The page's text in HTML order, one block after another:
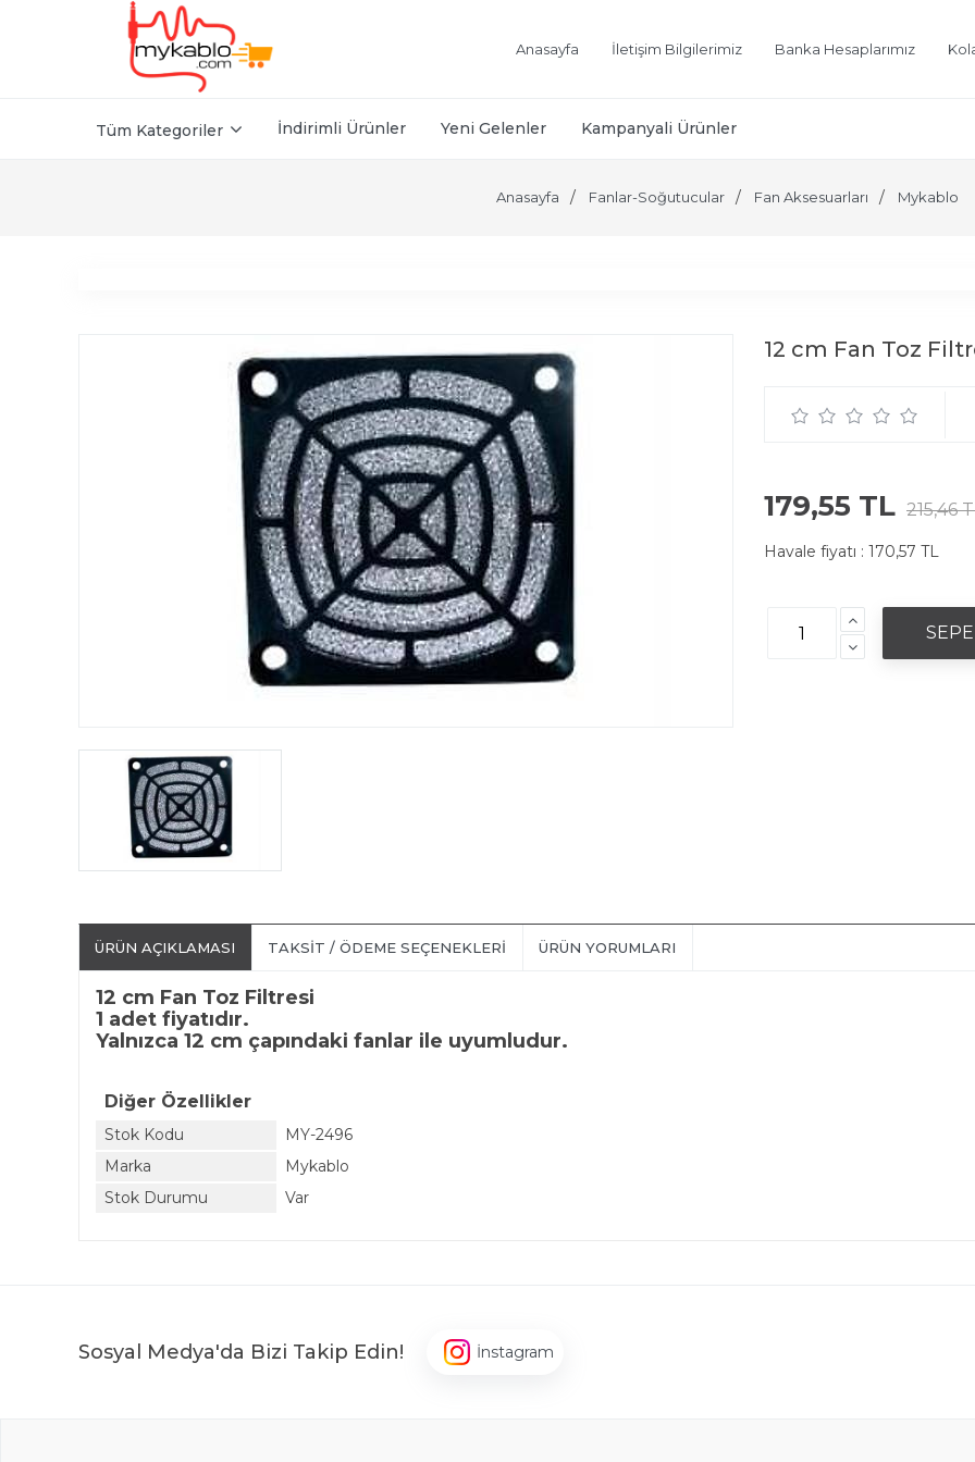
Anasayfa İletişim Bilgilerimiz Banka Hesaplarımız
Tüm Kategoriler İndirimli Ürünler Yeni Gelenler Kampanyali Ürünler
Anasayfa Fanlar-Soğutucular Fan Aksesuarları Mykablo
12 cm Fan Toz
179,55 TL 215,46
Havale fiyatı : 170,57 TL
ÜRÜN AÇIKLAMASI TAKSIT / ÖDEME SEÇENEKLERI ÜRÜN YORUMLARI
12 cm Fan Toz Filtresi
1 adet fiyatıdır.
Yalnızca 12 cm çapındaki fanlar ile uyumludur.
Diğer Özellikler
Stok Kodu
MY-2496
Marka
Mykablo
Stok Durumu
Var
Sosyal Medya'da Bizi Takip Edin! İnstagram